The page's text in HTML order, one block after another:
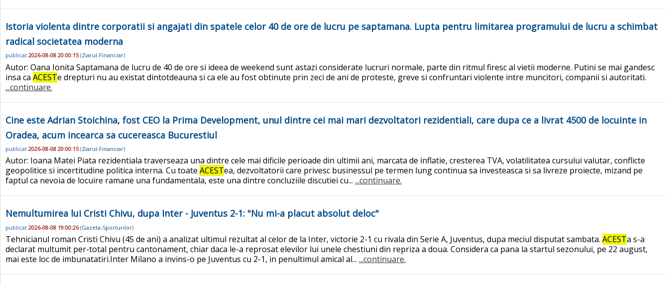
Istoria violenta dintre corporatii si angajati din spatele celor 40 de ore de lucru pe saptamana. Lupta pentru limitarea programului de lucru a schimbat
radical societatea moderna
publicat 2026-08-08 20:00:15(Ziarul-Financiar)
Autor: Oana Ionita Saptamana de lucru de 40 de ore si ideea de weekend sunt astazi considerate lucruri normale, parte din ritmul firesc al vietii moderne. Putini se mai gandesc
insa ca ACESTe drepturi nu au existat dintotdeauna si ca ele au fost obtinute prin zeci de ani de proteste, greve si confruntari violente intre muncitori, companii si autoritati.
...continuare.
Cine este Adrian Stoichina, fost CEO la Prima Development, unul dintre cei mai mari dezvoltatori rezidentiali, care dupa ce a livrat 4500 de locuinte in
Oradea, acum incearca sa cucereasca Bucurestiul
publicat 2026-08-08 20:00:15(Ziarul-Financiar)
Autor: Ioana Matei Piata rezidentiala traverseaza una dintre cele mai dificile perioade din ultimii ani, marcata de inflatie, cresterea TVA, volatilitatea cursului valutar, conflicte
geopolitice si incertitudine politica interna. Cu toate ACESTea, dezvoltatorii care privesc businessul pe termen lung continua sa investeasca si sa livreze proiecte, mizand pe
faptul ca nevoia de locuire ramane una fundamentala, este una dintre concluziile discutiei cu... ...continuare.
Nemultumirea lui Cristi Chivu, dupa Inter - Juventus 2-1: "Nu mi-a placut absolut deloc"
publicat 2026-08-08 19:00:26(Gazeta-Sporturilor)
Tehnicianul roman Cristi Chivu (45 de ani) a analizat ultimul rezultat al celor de la Inter, victorie 2-1 cu rivala din Serie A, Juventus, dupa meciul disputat sambata. ACESTa s-a
declarat multumit per-total pentru cantonament, chiar daca le-a reprosat elevilor lui unele chestiuni din repriza a doua. Considera ca pana la startul sezonului, pe 22 august,
mai este loc de imbunatatiri.Inter Milano a invins-o pe Juventus cu 2-1, in penultimul amical al... ...continuare.